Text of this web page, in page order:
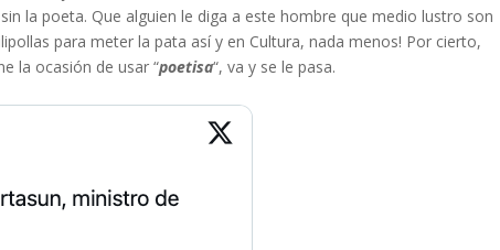
sin la poeta. Que alguien le diga a este hombre que medio lustro son
para meter la pata así y en Cultura, nada menos! Por cierto,
la ocasión de usar “poetisa“, va y se le pasa.